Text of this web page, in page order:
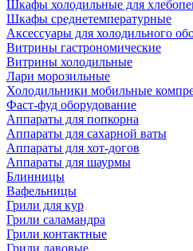
Шкафы холодильные для
Шкафы среднетемпературные
Аксессуары для холодильного
Витрины гастрономические
Витрины холодильные
Лари морозильные
Холодильники мобильные
Фаст-фуд оборудование
Аппараты для попкорна
Аппараты для сахарной ваты
Аппараты для хот-догов
Аппараты для шаурмы
Блинницы
Вафельницы
Грили для кур
Грили саламандра
Грили контактные
Грили лавовые